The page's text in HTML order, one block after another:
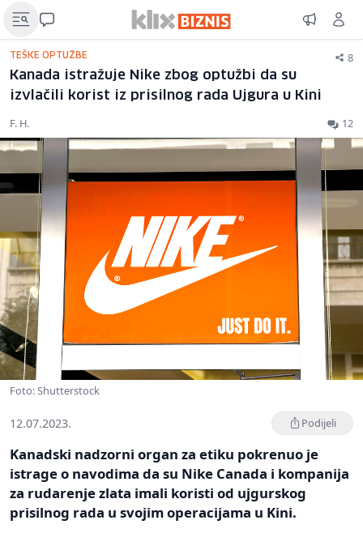
TEŠKE OPTUŽBE 8
Kanada istražuje Nike zbog optužbi da su
izvlačili korist iz prisilnog rada Ujgura u Kini
F. H. 12
Foto: Shutterstock
12.07.2023. Podijeli
Kanadski nadzorni organ za etiku pokrenuo je
istrage o navodima da su Nike Canada i kompanija
za rudarenje zlata imali koristi od ujgurskog
prisilnog rada u svojim operacijama u Kini.